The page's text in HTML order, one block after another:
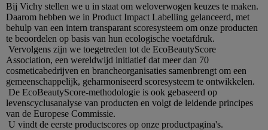
Bij Vichy stellen we u in staat om weloverwogen keuzes te maken.
Daarom hebben we in Product Impact Labelling gelanceerd, met
behulp van een intern transparant scoresysteem om onze producten
te beoordelen op basis van hun ecologische voetafdruk.
Vervolgens zijn we toegetreden tot de EcoBeautyScore
Association, een wereldwijd initiatief dat meer dan 70
cosmeticabedrijven en brancheorganisaties samenbrengt om een
gemeenschappelijk, geharmoniseerd scoresysteem te ontwikkelen.
De EcoBeautyScore-methodologie is ook gebaseerd op
levenscyclusanalyse van producten en volgt de leidende principes
van de Europese Commissie.
U vindt de eerste productscores op onze productpagina's.